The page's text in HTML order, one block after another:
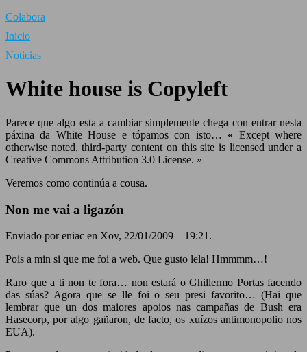
Colabora
Inicio
Noticias
White house is Copyleft
Parece que algo esta a cambiar simplemente chega con entrar nesta
páxina da White House e tópamos con isto… « Except where
otherwise noted, third-party content on this site is licensed under a
Creative Commons Attribution 3.0 License. »
Veremos como continúa a cousa.
Non me vai a ligazón
Enviado por eniac en Xov, 22/01/2009 – 19:21.
Pois a min si que me foi a web. Que gusto lela! Hmmmm…!
Raro que a ti non te fora… non estará o Ghillermo Portas facendo
das súas? Agora que se lle foi o seu presi favorito… (Hai que
lembrar que un dos maiores apoios nas campañas de Bush era
Hasecorp, por algo gañaron, de facto, os xuízos antimonopolio nos
EUA).